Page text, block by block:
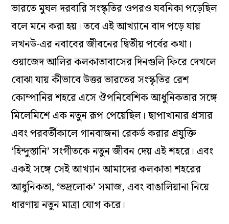
ভারতে মুঘল দরবারি সংস্কৃতির ওপরও যবনিকা পড়েছিল
বলে মনে করা হয়। তবে এই আখ্যানে বাদ পড়ে যায়
লখনউ-এর নবাবের জীবনের দ্বিতীয় পর্বের কথা।
ওয়াজেদ আলির কলকাতাবাসের দিনগুলি ফিরে দেখলে
বোঝা যায় কীভাবে উত্তর ভারতের সংস্কৃতির রেশ
কোম্পানির শহরে এসে ঔপনিবেশিক আধুনিকতার সঙ্গে
মিলেমিশে এক নতুন রূপ পেয়েছিল। ছাপাখানার প্রসার
এবং পরবর্তীকালে গানবাজনা রেকর্ড করার প্রযুক্তি
‘হিন্দুস্তানি’ সংগীতকে নতুন জীবন দেয় এই শহরে। এবং
একই সঙ্গে সেই আখ্যান আমাদের কলকাতা শহরের
আধুনিকতা, ‘ভদ্রলোক’ সমাজ, এবং বাঙালিয়ানা নিয়ে
ধারণায় নতুন মাত্রা যোগ করে।